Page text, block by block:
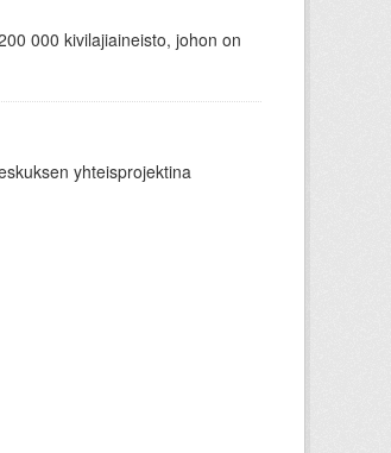
000 kivilajiaineisto, johon on
yhteisprojektina